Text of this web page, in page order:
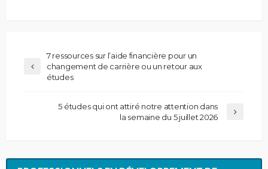
7 ressources sur l’aide financière pour un
changement de carrière ou un retour aux
études
5 études qui ont attiré notre attention dans
la semaine du 5 juillet 2026